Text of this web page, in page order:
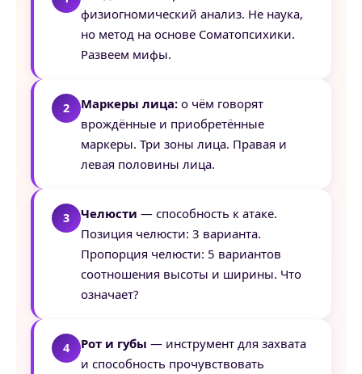
физиогномический анализ. Не наука,
но метод на основе Соматопсихики.
Развеем мифы.
Маркеры лица: о чём говорят
врождённые и приобретённые
маркеры. Три зоны лица. Правая и
левая половины лица.
Челюсти — способность к атаке.
Позиция челюсти: 3 варианта.
Пропорция челюсти: 5 вариантов
соотношения высоты и ширины. Что
означает?
Рот и губы — инструмент для захвата
и способность прочувствовать